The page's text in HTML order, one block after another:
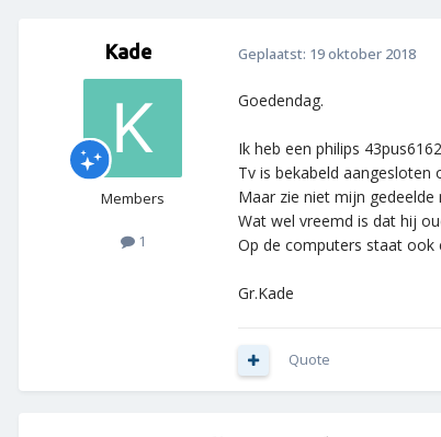
Kade
Members
1
Geplaatst: 19 oktober 2018
Goedendag.
Ik heb een philips
Tv is bekabeld
Maar zie niet mijn
Wat wel vreemd is dat hij
Op de computers staat ook
Gr.Kade
Quote